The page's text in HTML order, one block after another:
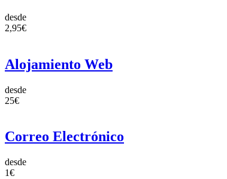
desde
2,95€
Alojamiento Web
desde
25€
Correo Electrónico
desde
1€